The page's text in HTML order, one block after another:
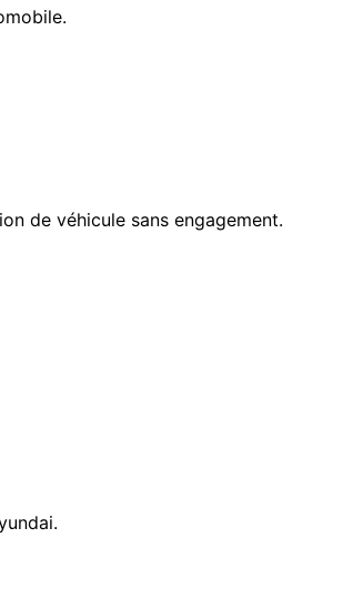
de véhicule sans engagement.